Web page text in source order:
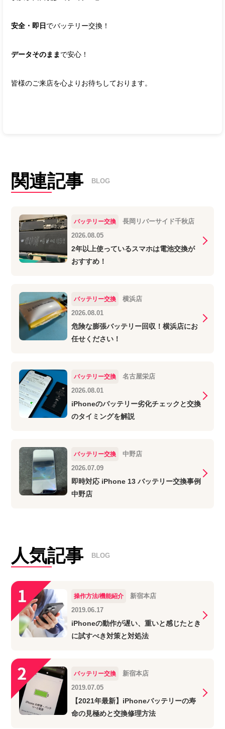
安全・即日 でバッテリー交換！
データそのまま で安心！
皆様のご来店を心よりお待ちしております。
関連記事 BLOG
バッテリー交換
長岡リバーサイド千秋店
2026.08.05
2年以上使っているスマホは電池交換が
おすすめ！
バッテリー交換
横浜店
2026.08.01
危険な膨張バッテリー回収！横浜店にお
任せください！
バッテリー交換
名古屋栄店
2026.08.01
iPhoneのバッテリー劣化チェックと交換
のタイミングを解説
バッテリー交換
中野店
2026.07.09
即時対応 iPhone 13 バッテリー交換事例
中野店
人気記事 BLOG
操作方法/機能紹介
新宿本店
2019.06.17
iPhoneの動作が遅い、重いと感じたとき
に試すべき対策と対処法
バッテリー交換
新宿本店
2019.07.05
【2021年最新】iPhoneバッテリーの寿
命の見極めと交換修理方法